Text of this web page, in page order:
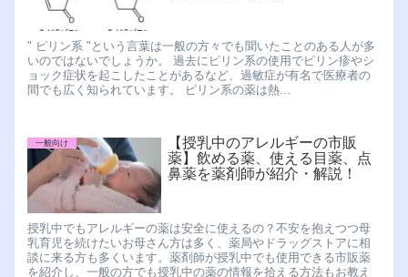
" ピリン系 "という言葉は一般の方々でも聞いたことのある人が多
いのではないでしょうか。 過去にピリン系の使用でピリン疹やシ
ョック症状を起こしたことがあるなど、過敏症が有名で医療者の
間でも広く知られています。 ピリン系の薬は熱...
一般向け
【授乳中のアレルギーの市販
薬】飲める薬、使える目薬、点
鼻薬を薬剤師が紹介・解説！
授乳中でもアレルギーの薬は安全に使えるの？不安を抱えつつ母
乳育児を続けたいお母さん方は多く、薬局やドラッグストアに相
談に来る方も多くいます。薬剤師が授乳中でも使用できる市販薬
を紹介し、一般の方でも授乳中の薬の情報を拾える方法もお教え